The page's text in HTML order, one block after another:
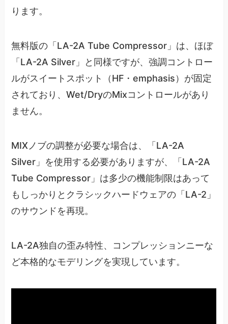
ります。
無料版の「LA-2A Tube Compressor」は、ほぼ
「LA-2A Silver」と同様ですが、強調コントロー
ルがスイートスポット（HF・emphasis）が固定
されており、Wet/DryのMixコントロールがあり
ません。
MIXノブの調整が必要な場合は、「LA-2A
Silver」を使用する必要がありますが、「LA-2A
Tube Compressor」は多少の機能制限はあって
もしっかりとクラシックハードウェアの「LA-2」
のサウンドを再現。
LA-2A独自の歪み特性、コンプレッションニーな
ど本格的なモデリングを実現しています。